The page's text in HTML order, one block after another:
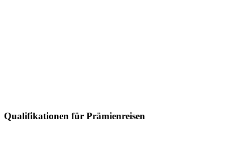
Qualifikationen für Prämienreisen